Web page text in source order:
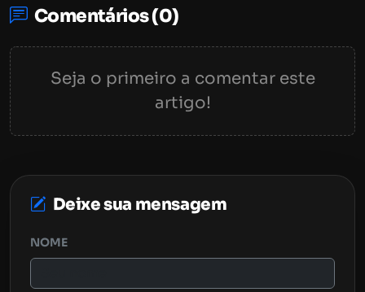
Comentários (0)
Seja o primeiro a comentar este
artigo!
Deixe sua mensagem
NOME